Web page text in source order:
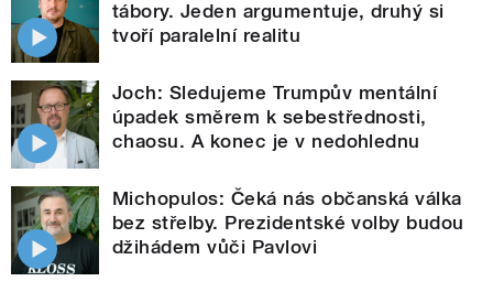
tábory. Jeden argumentuje, druhý si
tvoří paralelní realitu
Joch: Sledujeme Trumpův mentální
úpadek směrem k sebestřednosti,
chaosu. A konec je v nedohlednu
Michopulos: Čeká nás občanská válka
bez střelby. Prezidentské volby budou
džihádem vůči Pavlovi